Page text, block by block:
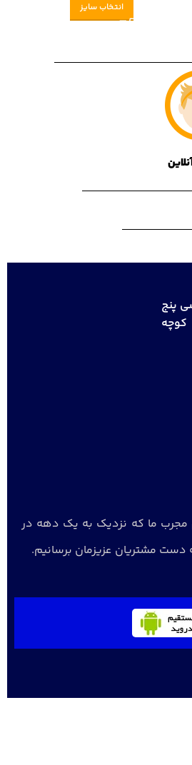
انتخاب سایز
پنج
کوچه
مجرب ما که نزدیک به یک دهه در
مشتریان عزیزمان برسانیم.